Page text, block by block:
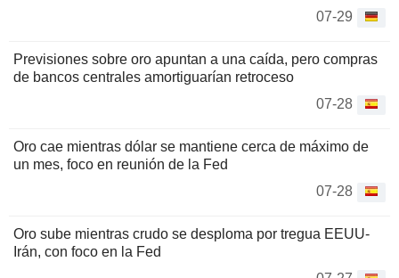
07-29
Previsiones sobre oro apuntan a una caída, pero compras
de bancos centrales amortiguarían retroceso
07-28
Oro cae mientras dólar se mantiene cerca de máximo de
un mes, foco en reunión de la Fed
07-28
Oro sube mientras crudo se desploma por tregua EEUU-
Irán, con foco en la Fed